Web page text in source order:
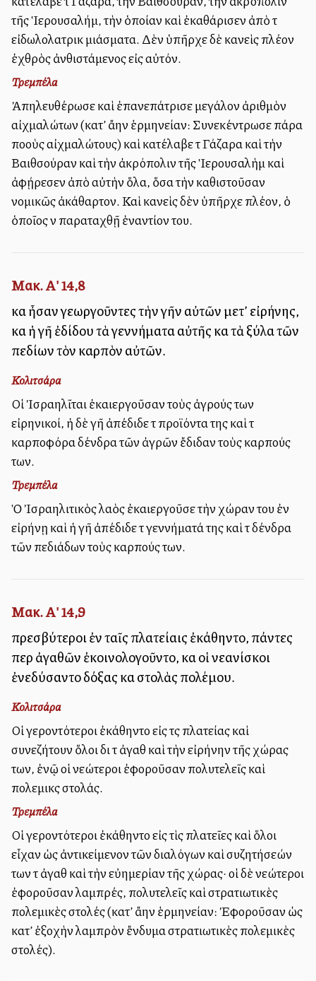
τῆς Ἱερουσαλήμ, τὴν ὁποίαν καὶ ἐκαθάρισεν ἀπὸ τὰ
εἰδωλολατρικὰ μιάσματα. Δὲν ὑπῆρχε δὲ κανεὶς πλέον
ἐχθρὸς ἀνθιστάμενος εἰς αὐτόν.
Τρεμπέλα
Ἀπηλευθέρωσε καὶ ἐπανεπάτρισε μεγάλον ἀριθμὸν
αἰχμαλώτων (κατ’ ἄλλην ἑρμηνείαν: Συνεκέντρωσε πάρα
πολλοὺς αἰχμαλώτους) καὶ κατέλαβε τὰ Γάζαρα καὶ τὴν
Βαιθσούραν καὶ τὴν ἀκρόπολιν τῆς Ἱερουσαλὴμ καὶ
ἀφῄρεσεν ἀπὸ αὐτὴν ὅλα, ὅσα τὴν καθιστοῦσαν
νομικῶς ἀκάθαρτον. Καὶ κανεὶς δὲν ὑπῆρχε πλέον, ὁ
ὁποῖος νὰ παραταχθῇ ἐναντίον του.
Μακ. Α' 14,8
καὶ ἦσαν γεωργοῦντες τὴν γῆν αὐτῶν μετ’ εἰρήνης,
καὶ ἡ γῆ ἐδίδου τὰ γεννήματα αὐτῆς καὶ τὰ ξύλα τῶν
πεδίων τὸν καρπὸν αὐτῶν.
Κολιτσάρα
Οἱ Ἰσραηλῖται ἐκαλλιεργοῦσαν τοὺς ἀγρούς των
εἰρηνικοί, ἡ δὲ γῆ ἀπέδιδε τὰ προϊόντα της καὶ τὰ
καρποφόρα δένδρα τῶν ἀγρῶν ἔδιδαν τοὺς καρπούς
των.
Τρεμπέλα
Ὁ Ἰσραηλιτικὸς λαὸς ἐκαλλιεργοῦσε τὴν χώραν του ἐν
εἰρήνῃ καὶ ἡ γῆ ἀπέδιδε τὰ γεννήματά της καὶ τὰ δένδρα
τῶν πεδιάδων τοὺς καρπούς των.
Μακ. Α' 14,9
πρεσβύτεροι ἐν ταῖς πλατείαις ἐκάθηντο, πάντες
περὶ ἀγαθῶν ἐκοινολογοῦντο, καὶ οἱ νεανίσκοι
ἐνεδύσαντο δόξας καὶ στολὰς πολέμου.
Κολιτσάρα
Οἱ γεροντότεροι ἐκάθηντο εἰς τὰς πλατείας καὶ
συνεζήτουν ὅλοι διὰ τὰ ἀγαθὰ καὶ τὴν εἰρήνην τῆς χώρας
των, ἐνῷ οἱ νεώτεροι ἐφοροῦσαν πολυτελεῖς καὶ
πολεμικὰς στολάς.
Τρεμπέλα
Οἱ γεροντότεροι ἐκάθηντο εἰς τὶς πλατεῖες καὶ ὅλοι
εἶχαν ὡς ἀντικείμενον τῶν διαλόγων καὶ συζητήσεών
των τὰ ἀγαθὰ καὶ τὴν εὐημερίαν τῆς χώρας· οἱ δὲ νεώτεροι
ἐφοροῦσαν λαμπρές, πολυτελεῖς καὶ στρατιωτικὲς
πολεμικὲς στολές (κατ’ ἄλλην ἑρμηνείαν: Ἐφοροῦσαν ὡς
κατ’ ἐξοχὴν λαμπρὸν ἔνδυμα στρατιωτικὲς πολεμικὲς
στολές).